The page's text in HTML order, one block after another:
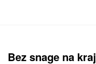
Bez snage na